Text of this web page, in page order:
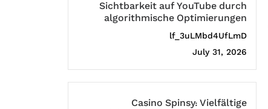
Sichtbarkeit auf YouTube durch
algorithmische Optimierungen
lf_3uLMbd4UfLmD
July 31, 2026
Casino Spinsy: Vielfältige